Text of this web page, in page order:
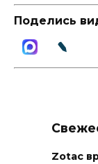
Поделись
Zotac